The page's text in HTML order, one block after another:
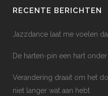
RECENTE BERICHTEN
Jazzdance laat me voelen
De harten-pin een hart
Verandering draait om het
niet langer wat aan hebt